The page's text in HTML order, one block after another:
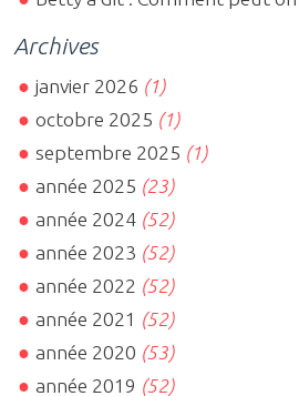
Archives
janvier 2026 (1)
octobre 2025 (1)
septembre 2025 (1)
année 2025 (23)
année 2024 (52)
année 2023 (52)
année 2022 (52)
année 2021 (52)
année 2020 (53)
année 2019 (52)